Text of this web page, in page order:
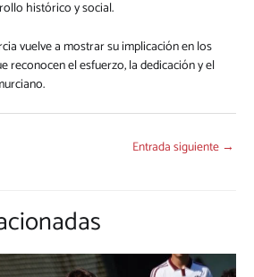
histórico y social.
vuelve a mostrar su implicación en los
reconocen el esfuerzo, la dedicación y el
Entrada siguiente →